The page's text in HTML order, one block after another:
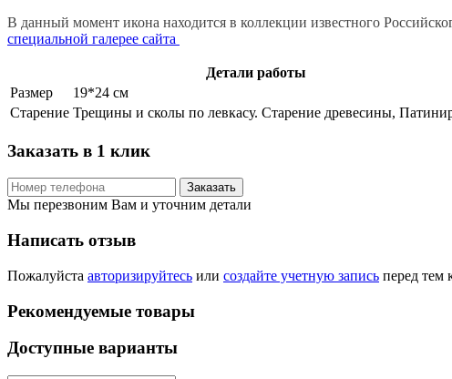
В данный момент икона находится в коллекции известного
специальной галерее сайта
Детали работы
Размер
19*24 см
Старение Трещины и сколы по левкасу. Старение древесины,
Заказать в 1 клик
Заказать
Мы перезвоним Вам и уточним детали
Написать отзыв
Пожалуйста авторизируйтесь или создайте учетную запись перед тем
Рекомендуемые товары
Доступные варианты